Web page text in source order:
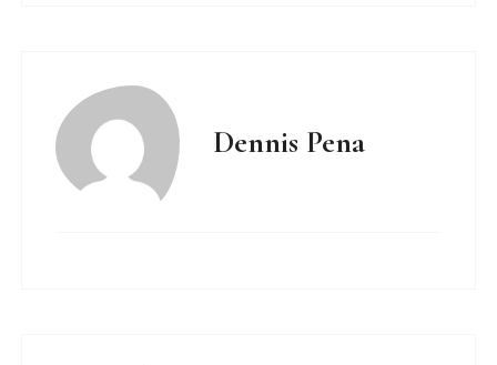
Dennis Pena